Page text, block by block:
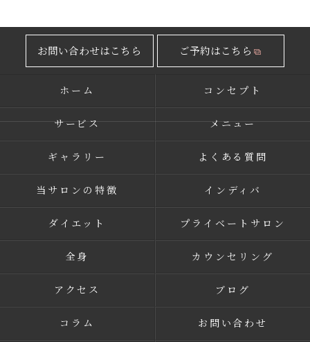
お問い合わせはこちら ご予約はこちら
ホーム コンセプト
サービス メニュー
ギャラリー よくある質問
当サロンの特徴 インディバ
ダイエット プライベートサロン
全身 カウンセリング
アクセス ブログ
コラム お問い合わせ